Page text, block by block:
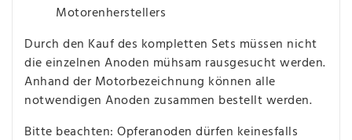
Motorenherstellers
Durch den Kauf des kompletten Sets müssen nicht
die einzelnen Anoden mühsam rausgesucht werden.
Anhand der Motorbezeichnung können alle
notwendigen Anoden zusammen bestellt werden.
Bitte beachten: Opferanoden dürfen keinesfalls